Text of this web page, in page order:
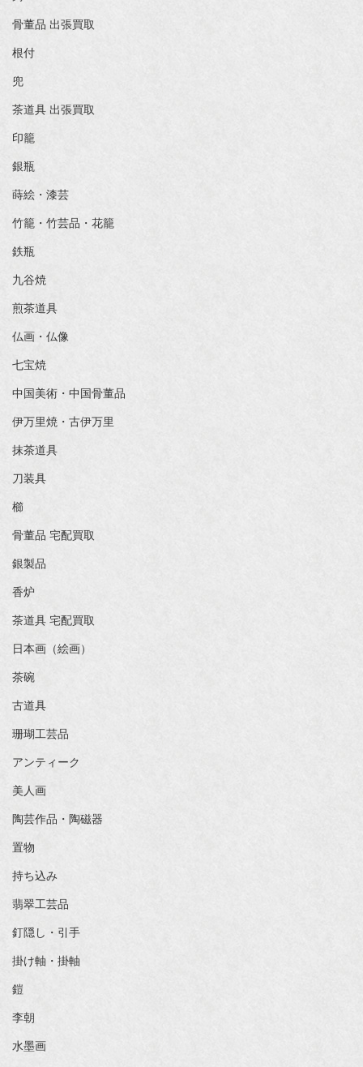
骨董品 出張買取
根付
兜
茶道具 出張買取
印籠
銀瓶
蒔絵・漆芸
竹籠・竹芸品・花籠
鉄瓶
九谷焼
煎茶道具
仏画・仏像
七宝焼
中国美術・中国骨董品
伊万里焼・古伊万里
抹茶道具
刀装具
櫛
骨董品 宅配買取
銀製品
香炉
茶道具 宅配買取
日本画（絵画）
茶碗
古道具
珊瑚工芸品
アンティーク
美人画
陶芸作品・陶磁器
置物
持ち込み
翡翠工芸品
釘隠し・引手
掛け軸・掛軸
鎧
李朝
水墨画